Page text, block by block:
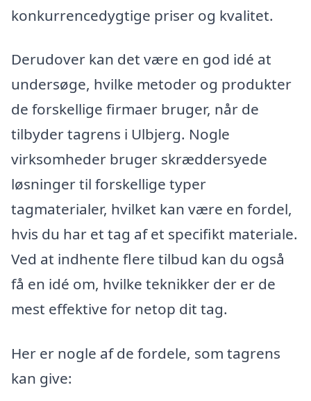
konkurrencedygtige priser og kvalitet.
Derudover kan det være en god idé at
undersøge, hvilke metoder og produkter
de forskellige firmaer bruger, når de
tilbyder tagrens i Ulbjerg. Nogle
virksomheder bruger skræddersyede
løsninger til forskellige typer
tagmaterialer, hvilket kan være en fordel,
hvis du har et tag af et specifikt materiale.
Ved at indhente flere tilbud kan du også
få en idé om, hvilke teknikker der er de
mest effektive for netop dit tag.
Her er nogle af de fordele, som tagrens
kan give: